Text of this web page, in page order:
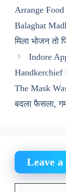
Arrange
Balaghat
मिला भोजन तो
Indore
Handkerchief
The Mask
बदला फैसला,
Leave